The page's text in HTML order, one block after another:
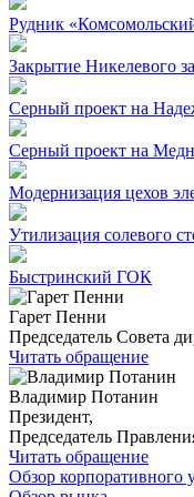
Рудник
Закрытие Никелевого
Серный проект на
Серный проект на
Модернизация цехов
Утилизация солевого
Быстринский ГОК
Гарет Пенни
Председатель Совета
Читать обращение
Владимир Потанин
Президент,
Председатель
Читать обращение
Обзор корпоративного